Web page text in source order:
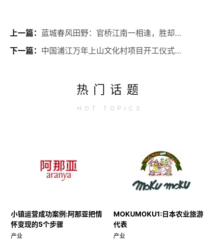
上一篇：
蓝城春风田野：官桥江南一相逢，胜却人间无数
下一篇：
中国浦江万年上山文化村项目开工仪式在黄宅镇举行
热门话题
HOT TOPICS
小镇运营成功案例:阿那亚把情
怀变现的5个步骤
产业
MOKUMOKU1:日本农业旅游
代表
产业